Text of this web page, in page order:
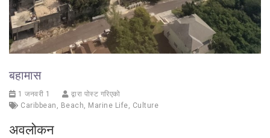
बहामास
1 जनवरी 1
द्वारा पोस्ट गरिएको
Caribbean
Beach Marine Life Culture
अवलोकन